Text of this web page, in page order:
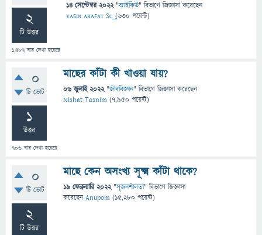
2
টি উত্তর
1,487 বার দেখা হয়েছে
14 সেপ্টেম্বর 2022 "আইকিউ" বিভাগে জিজ্ঞাসাকরেছেন
ʏᴀꜱɪɴ ᴀʀᴀꜰᴀᴛ Sᴄ͢͢͢ (630 পয়েন্ট)
0
টি ভোট
1
উত্তর
706 বার দেখা হয়েছে
মাছের কাঁটা কী খাওয়া যায়?
06 জুলাই 2022 "জীববিজ্ঞান" বিভাগে জিজ্ঞাসাকরেছেন
Nishat Tasnim (7,950 পয়েন্ট)
0
টি ভোট
2
টি উত্তর
মাছে কেন অসংখ্য সূক্ষ্ম কাঁটা থাকে?
19 ফেব্রুয়ারি 2022 "সৃজনশীলতা" বিভাগে জিজ্ঞাসা
করেছেনAnupom (15,280 পয়েন্ট)